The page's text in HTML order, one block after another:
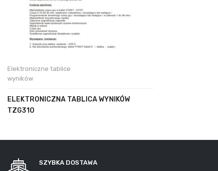
Elektroniczne tablice
wyników
ELEKTRONICZNA TABLICA WYNIKÓW
TZG310
SZYBKA DOSTAWA